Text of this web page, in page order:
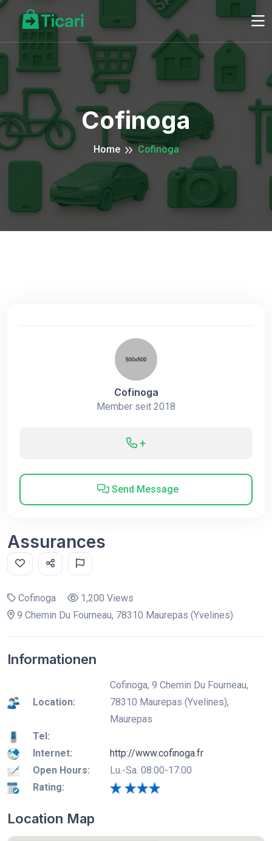
Cofinoga
Home Cofinoga
Cofinoga
Member seit 2018
+
Send Message
Assurances
Cofinoga
1,200 Views
9 Chemin Du Fourneau, 78310 Maurepas (Yvelines)
Informationen
Location:
Cofinoga, 9 Chemin Du Fourneau,
78310 Maurepas (Yvelines),
Maurepas
Tel:
Internet:
http://www.cofinoga.fr
Open Hours:
Lu.-Sa. 08:00-17:00
Rating:
Location Map